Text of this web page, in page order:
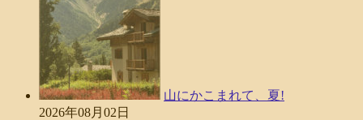
山にかこまれて、夏!
2026年08月02日